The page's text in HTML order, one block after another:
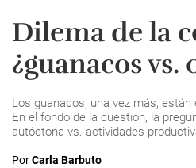
Dilema de la
¿guanacos vs.
Los guanacos, una vez más,
En el fondo de la cuestión, la
autóctona vs. actividades
PorCarla Barbuto